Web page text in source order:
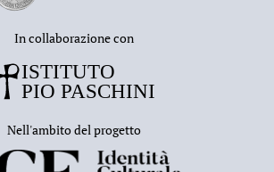
In collaborazione con
Nell'ambito del progetto